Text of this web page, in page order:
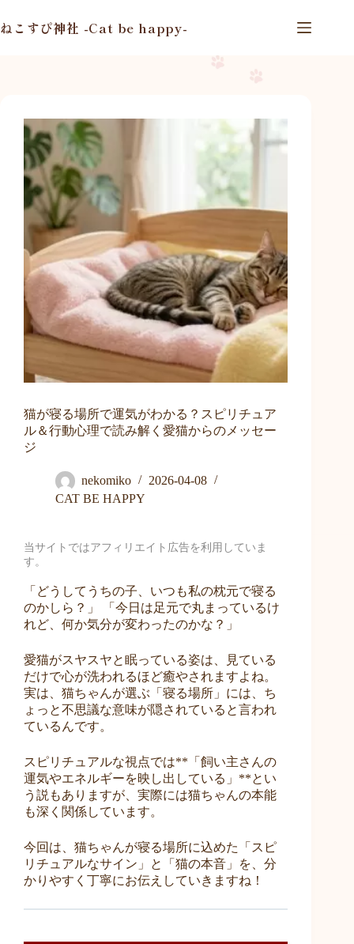
ン
ねこすぴ神社 -Cat be happy-
猫が寝る場所で運気がわかる？スピリチュア
ル＆行動心理で読み解く愛猫からのメッセー
ジ
nekomiko
2026-04-08
CAT BE HAPPY
当サイトではアフィリエイト広告を利用していま
す。
「どうしてうちの子、いつも私の枕元で寝る
のかしら？」 「今日は足元で丸まっているけ
れど、何か気分が変わったのかな？」
愛猫がスヤスヤと眠っている姿は、見ている
だけで心が洗われるほど癒やされますよね。
実は、猫ちゃんが選ぶ「寝る場所」には、ち
ょっと不思議な意味が隠されていると言われ
ているんです。
スピリチュアルな視点では**「飼い主さんの
運気やエネルギーを映し出している」**とい
う説もありますが、実際には猫ちゃんの本能
も深く関係しています。
今回は、猫ちゃんが寝る場所に込めた「スピ
リチュアルなサイン」と「猫の本音」を、分
かりやすく丁寧にお伝えしていきますね！